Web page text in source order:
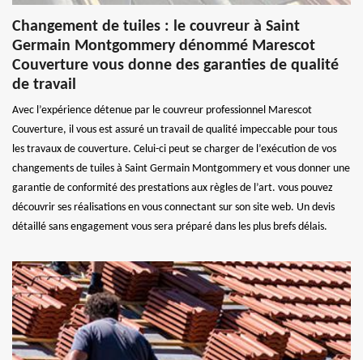
Changement de tuiles : le couvreur à Saint
Germain Montgommery dénommé Marescot
Couverture vous donne des garanties de qualité
de travail
Avec l’expérience détenue par le couvreur professionnel Marescot
Couverture, il vous est assuré un travail de qualité impeccable pour tous
les travaux de couverture. Celui-ci peut se charger de l’exécution de vos
changements de tuiles à Saint Germain Montgommery et vous donner une
garantie de conformité des prestations aux règles de l’art. vous pouvez
découvrir ses réalisations en vous connectant sur son site web. Un devis
détaillé sans engagement vous sera préparé dans les plus brefs délais.